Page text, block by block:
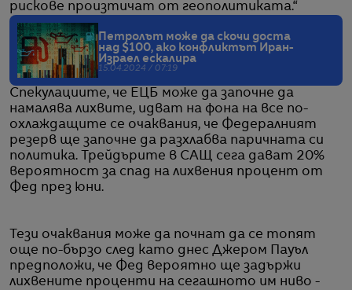
рискове произтичат от геополитиката.“
Петролът може да скочи доста
над $100, ако конфликтът Иран-
Израел ескалира
15.04.2024 / 07:19
Спекулациите, че ЕЦБ може да започне да
намалява лихвите, идват на фона на все по-
охлаждащите се очаквания, че Федералният
резерв ще започне да разхлабва паричната си
политика. Трейдърите в САЩ сега дават 20%
вероятност за спад на лихвения процент от
Фед през юни.
Тези очаквания може да почнат да се топят
още по-бързо след като днес Джером Пауъл
предположи, че Фед вероятно ще задържи
лихвените проценти на сегашното им ниво -